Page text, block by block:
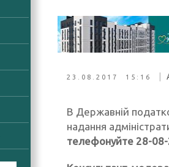
23.08.2017 15:16
В Державній
надання
телефонуйте 28-